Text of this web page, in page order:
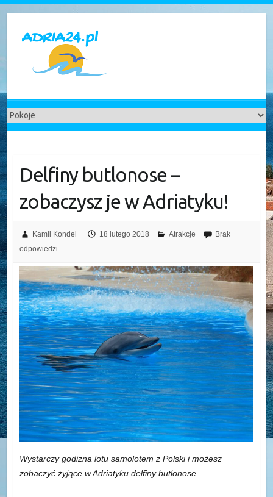
content
Delfiny butlonose –
zobaczysz je w Adriatyku!
Kamil Kondel 18 lutego 2018 Atrakcje
Brak
odpowiedzi
Wystarczy godizna lotu samolotem z Polski i możesz
zobaczyć żyjące w Adriatyku delfiny butlonose.